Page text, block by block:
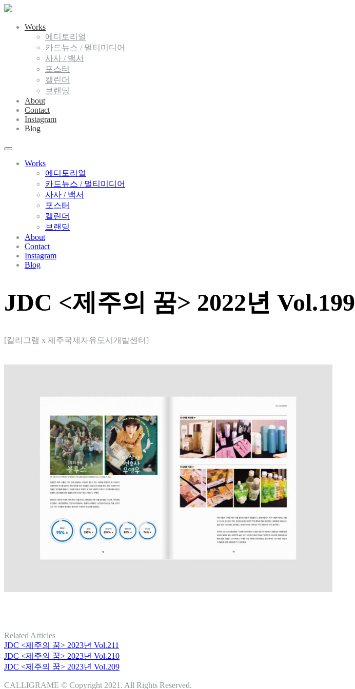
Works
에디토리얼
카드뉴스 / 멀티미디어
사사 / 백서
포스터
캘린더
브랜딩
About
Contact
Instagram
Blog
Works
에디토리얼
카드뉴스 / 멀티미디어
사사 / 백서
포스터
캘린더
브랜딩
About
Contact
Instagram
Blog
JDC <제주의 꿈> 2022년 Vol.199
[칼리그램 x 제주국제자유도시개발센터]
Related Articles
JDC <제주의 꿈> 2023년 Vol.211
JDC <제주의 꿈> 2023년 Vol.210
JDC <제주의 꿈> 2023년 Vol.209
CALLIGRAME © Copyright 2021. All Rights Reserved.